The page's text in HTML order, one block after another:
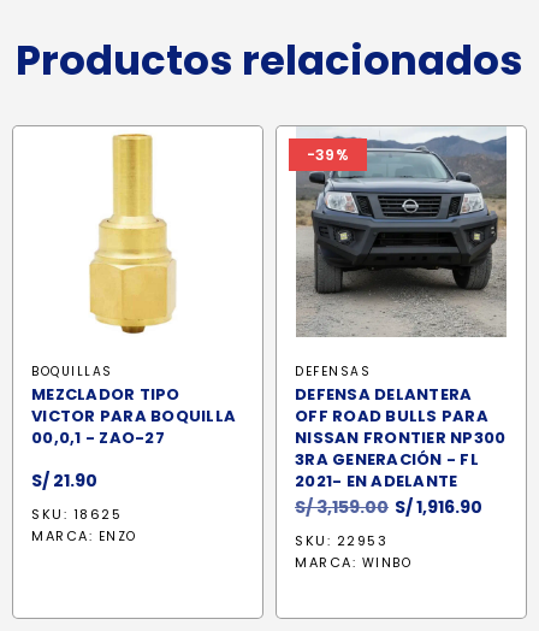
Productos relacionados
BOQUILLAS
MEZCLADOR TIPO
VICTOR PARA BOQUILLA
00,0,1 - ZAO-27
S/ 21.90
SKU: 18625
MARCA: ENZO
-39%
DEFENSAS
DEFENSA DELANTERA
OFF ROAD BULLS PARA
NISSAN FRONTIER NP300
3RA GENERACIÓN - FL
2021- EN ADELANTE
S/3,159.00 El
original
S/1,916.90
SKU: 22953
MARCA: WINBO